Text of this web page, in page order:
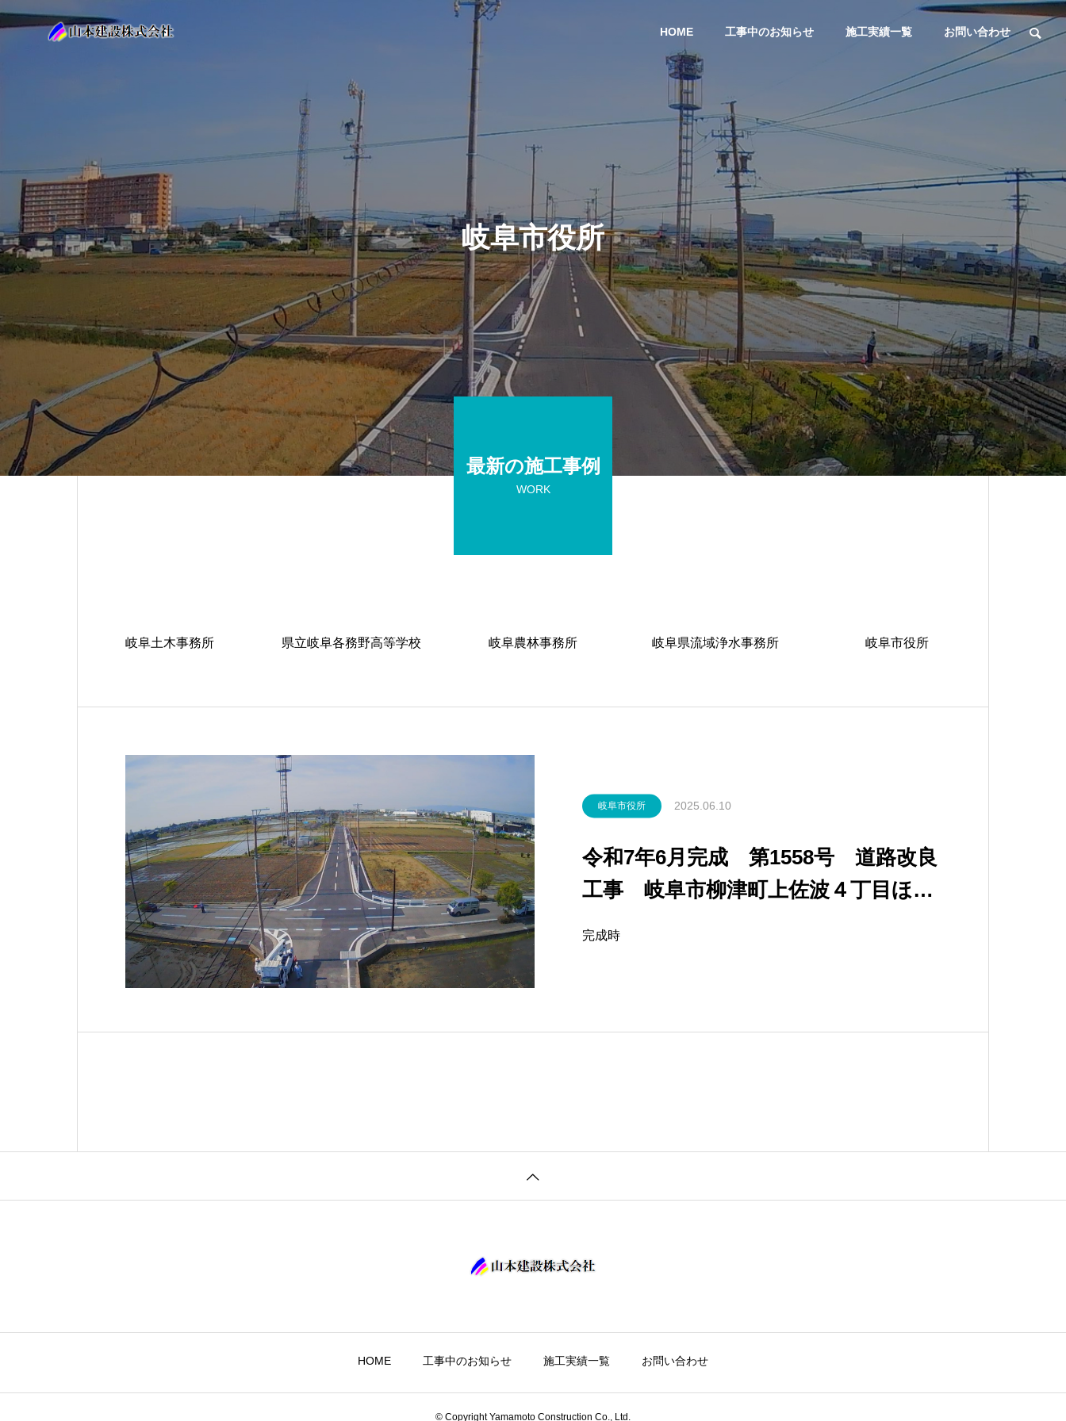
HOME 工事中のお知らせ 施工実績一覧 お問い合わせ
岐阜市役所
最新の施工事例
WORK
岐阜土木事務所 県立岐阜各務野高等学校 岐阜農林事務所 岐阜県流域浄水事務所 岐阜市役所
岐阜市役所 2025.06.10
令和7年6月完成 第1558号 道路改良
工事 岐阜市柳津町上佐波４丁目ほか
１地内 令和７年５月完成 発注：岐
完成時
HOME 工事中のお知らせ 施工実績一覧 お問い合わせ
© Copyright Yamamoto Construction Co., Ltd.